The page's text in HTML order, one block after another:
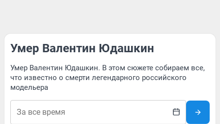
Умер Валентин Юдашкин
Умер Валентин Юдашкин. В этом сюжете собираем все,
что известно о смерти легендарного российского
модельера